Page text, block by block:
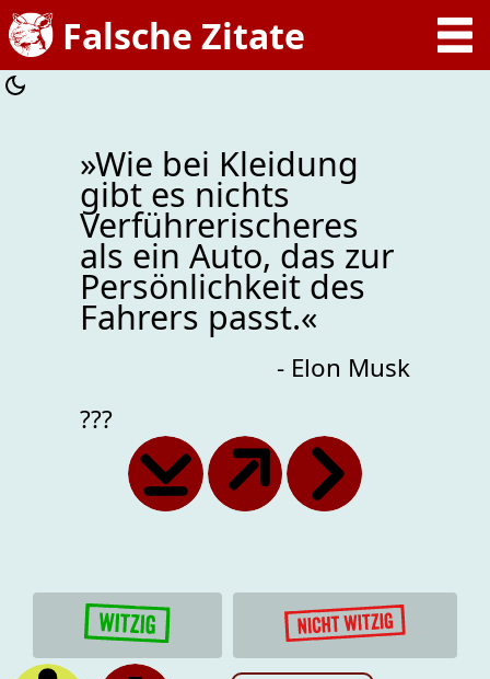
»Wie bei Kleidung
gibt es nichts
Verführerischeres
als ein Auto, das zur
Persönlichkeit des
Fahrers passt.«
- Elon Musk
???